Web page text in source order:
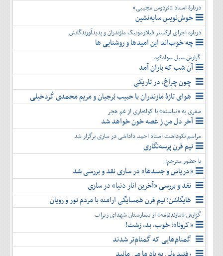
دربارۀ استاد «فردوس مجیبی»
خوش‌نویسِ سایه‌نشین
درباره اجرای ارکستر فیلارمونیک مازندران و پدیدآورندگانش
چه خوب‌اند این امیدها و روشنایی ها
گزارشِ سیل سوادکوه
آن شب که باران آمد
چون چراغ، در تاریکی
هوای تازۀ مازندران با حبیب بُرجیان و مریم محمدی کُردخیلی
سفری به «نیاسته» با کوله‌باری از غم هجر
آخر دل من ز غصه خون خواهد شد
مراسم نکوداشت استاد احمد داداشی در ساری برگزار شد
نیم قرن پرسه‌نگاری
با حضور مترجم؛
«دریاس و جسدها» در ساری نقد و بررسی شد
نقد و بررسی «آخرین انار دنیا» در ساری
هایگاشن؛ نیم قرن همسایگی ارامنه با مردم نور و رویان
گزارش «مازندنومه» از بیمارستان شهدای زیراب
«کرونا»؛ خوب، بد، زشت!
گمنام‌هایی که گمنام‌تر شدند